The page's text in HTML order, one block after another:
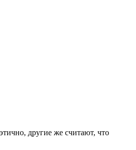
другие же считают, что